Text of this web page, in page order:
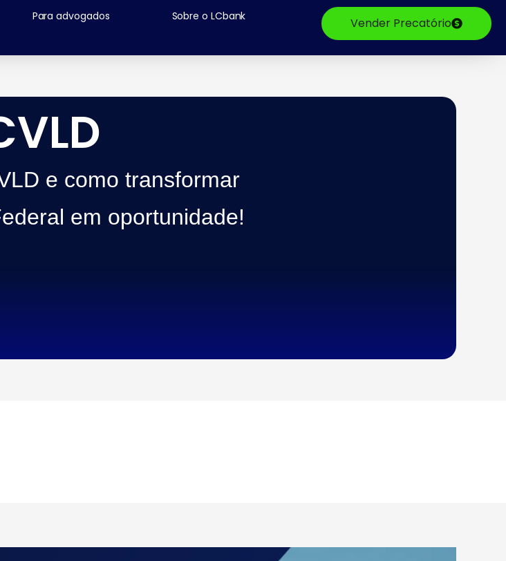
Para advogados Sobre o LCbank Vender Precatório
e como transformar
em oportunidade!